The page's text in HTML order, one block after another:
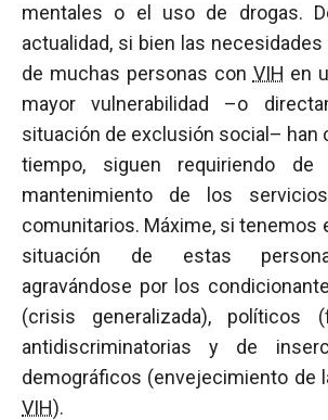
mentales o el uso de drogas.
actualidad, si bien las necesidades
de muchas personas con VIH en
mayor vulnerabilidad –o
situación de exclusión social– han
tiempo, siguen requiriendo
mantenimiento de los
comunitarios. Máxime, si tenemos
situación de estas
agravándose por los
(crisis generalizada), políticos
antidiscriminatorias y de
demográficos (envejecimiento de
VIH).